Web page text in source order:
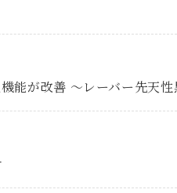
能が改善 ～レーバー先天